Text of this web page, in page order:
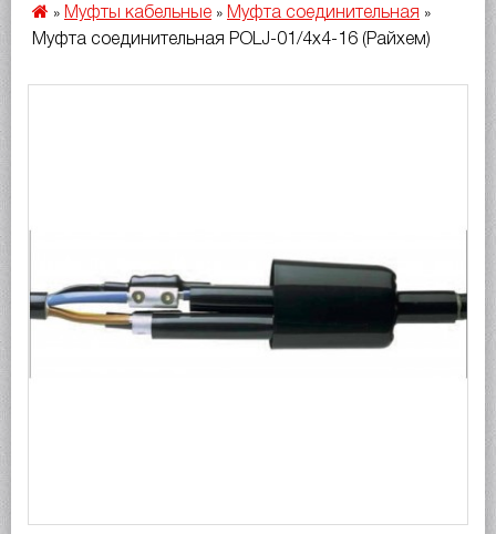
» Муфты кабельные » Муфта соединительная »
Муфта соединительная POLJ-01/4x4-16 (Райхем)